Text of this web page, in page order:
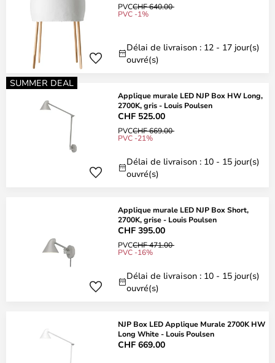
PVCCHF 640.00
PVC -1%
Délai de livraison : 12 - 17 jour(s)
ouvré(s)
SUMMER DEAL
Applique murale LED NJP Box HW Long,
2700K, gris - Louis Poulsen
CHF 525.00
PVCCHF 669.00
PVC -21%
Délai de livraison : 10 - 15 jour(s)
ouvré(s)
Applique murale LED NJP Box Short,
2700K, grise - Louis Poulsen
CHF 395.00
PVCCHF 471.00
PVC -16%
Délai de livraison : 10 - 15 jour(s)
ouvré(s)
NJP Box LED Applique Murale 2700K HW
Long White - Louis Poulsen
CHF 669.00